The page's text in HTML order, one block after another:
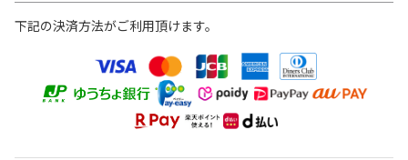
下記の決済方法がご利用頂けます。